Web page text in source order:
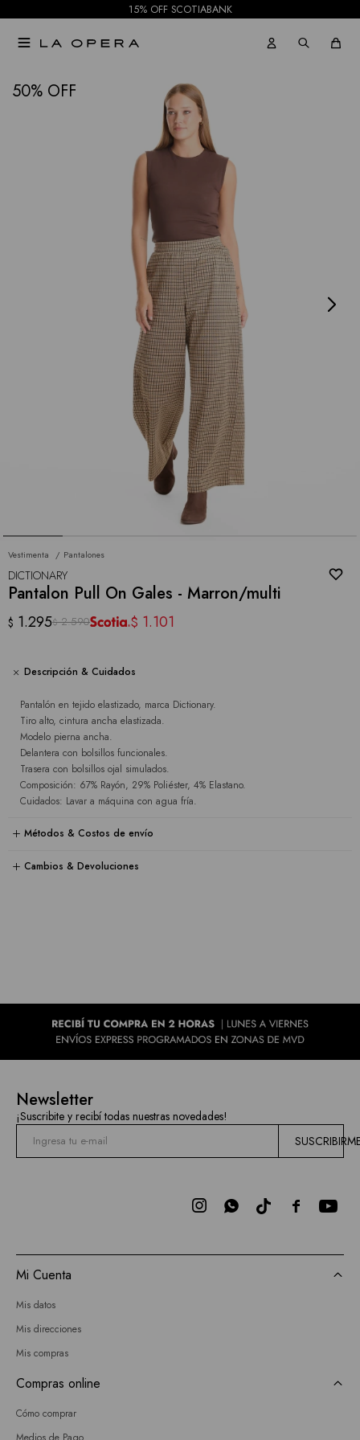
15% OFF SCOTIABANK

50
Vestimenta Pantalones
DICTIONARY
Pantalon Pull On Gales - Marron/multi
$ 1.295$ 2.590 $ 1.101
Descripción & Cuidados
Pantalón en tejido elastizado, marca Dictionary.
Tiro alto, cintura ancha elastizada.
Modelo pierna ancha.
Delantera con bolsillos funcionales.
Trasera con bolsillos ojal simulados.
Composición: 67% Rayón, 29% Poliéster, 4% Elastano.
Cuidados: Lavar a máquina con agua fría.
Métodos & Costos de envío
Cambios & Devoluciones
NOTIFICARME
Newsletter
¡Suscribite y recibí todas nuestras novedades!

 
Mi Cuenta
Mis datos
Mis direcciones
Mis compras
Compras online
Cómo comprar